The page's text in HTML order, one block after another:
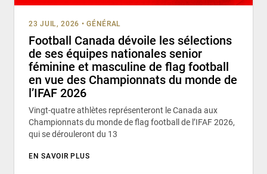
23 JUIL, 2026 • GÉNÉRAL
Football Canada dévoile les sélections
de ses équipes nationales senior
féminine et masculine de flag football
en vue des Championnats du monde de
l’IFAF 2026
Vingt-quatre athlètes représenteront le Canada aux
Championnats du monde de flag football de l’IFAF 2026,
qui se dérouleront du 13
EN SAVOIR PLUS